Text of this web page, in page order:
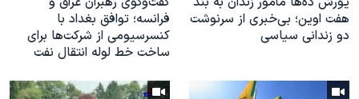
هفت اوین؛ بی‌خبری از سرنوشت
دو زندانی سیاسی
فرانسه؛ توافق بغداد با
کنسرسیومی از شرکت‌ها برای
ساخت خط لوله انتقال نفت